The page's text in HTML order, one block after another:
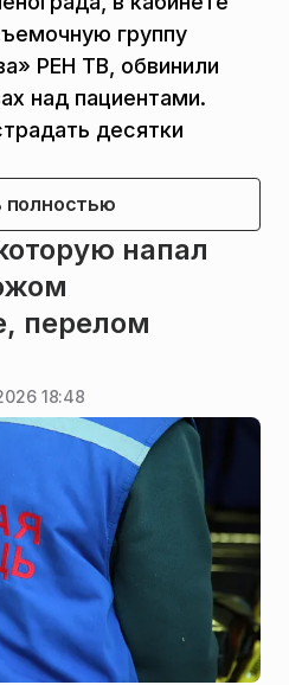
группу
РЕН ТВ, обвинили
над пациентами.
десятки
полностью
напал
перелом
18:48